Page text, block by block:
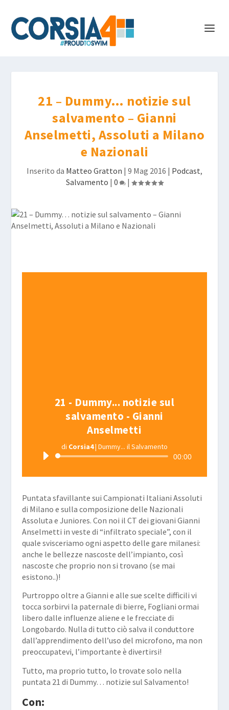
21 – Dummy… notizie sul
salvamento – Gianni
Anselmetti, Assoluti a Milano
e Nazionali
Inserito da Matteo Gratton | 9 Mag 2016 | Podcast,
Salvamento | 0 |
21 - Dummy... notizie sul
salvamento - Gianni
Anselmetti
di Corsia4| Dummy... il Salvamento
Audio
00:00
Puntata sfavillante sui Campionati Italiani Assoluti
di Milano e sulla composizione delle Nazionali
Assoluta e Juniores. Con noi il CT dei giovani Gianni
Anselmetti in veste di “infiltrato speciale”, con il
quale svisceriamo ogni aspetto delle gare milanesi:
anche le bellezze nascoste dell’impianto, così
nascoste che proprio non si trovano (se mai
esistono..)!
Purtroppo oltre a Gianni e alle sue scelte difficili vi
tocca sorbirvi la paternale di bierre, Fogliani ormai
libero dalle influenze aliene e le frecciate di
Longobardo. Nulla di tutto ciò salva il conduttore
dall’apprendimento dell’uso del microfono, ma non
preoccupatevi, l’importante è divertirsi!
Tutto, ma proprio tutto, lo trovate solo nella
puntata 21 di Dummy… notizie sul Salvamento!
Con: